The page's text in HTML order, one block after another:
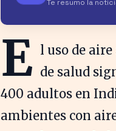
Te resumo la
E l uso de
de salud
400 adultos en
ambientes con